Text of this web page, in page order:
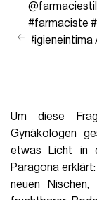
#farmaciste
#igieneintima
Um diese
Gynäkologen
etwas Licht in
Paragona erklärt:
neuen